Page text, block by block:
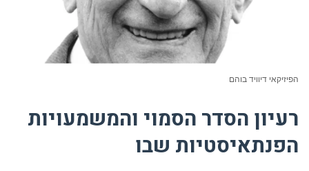
הפיזיקאי דיוויד בוהם
רעיון הסדר הסמוי והמשמעויות
הפנתאיסטיות שבו